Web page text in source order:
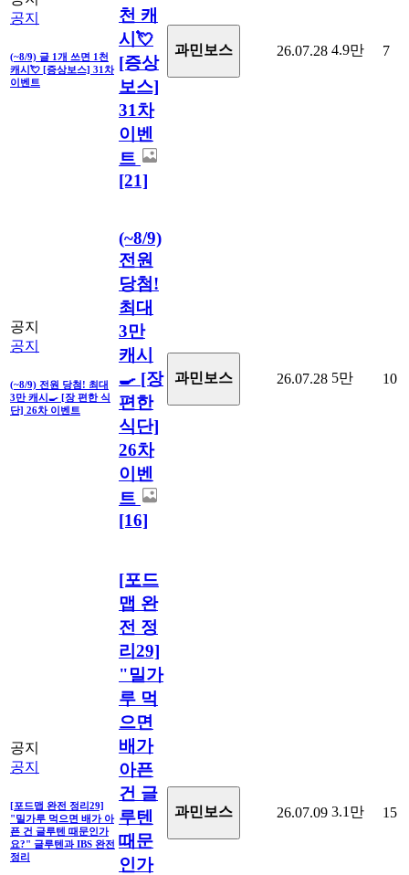
공지
(~8/9) 글 1개 쓰면 1천
캐시💘 [증상보스] 31차
이벤트
천 캐
시💘
[증상
보스]
31차
이벤
트
[21]
과민보스 26.07.28 4.9만 7
공지
공지
(~8/9) 전원 당첨! 최대
3만 캐시🍳 [장 편한 식
단] 26차 이벤트
(~8/9)
전원
당첨!
최대
3만
캐시
🍳 [장
편한
식단]
26차
이벤
트
[16]
과민보스 26.07.28 5만 10
공지
공지
[포드맵 완전 정리29]
"밀가루 먹으면 배가 아
픈 건 글루텐 때문인가
요?" 글루텐과 IBS 완전
정리
[포드
맵 완
전 정
리29]
"밀가
루 먹
으면
배가
아픈
건 글
루텐
때문
인가
과민보스 26.07.09 3.1만 15